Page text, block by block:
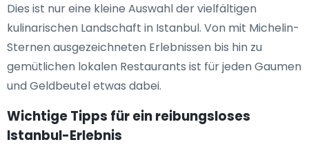
Dies ist nur eine kleine Auswahl der vielfältigen
kulinarischen Landschaft in Istanbul. Von mit Michelin-
Sternen ausgezeichneten Erlebnissen bis hin zu
gemütlichen lokalen Restaurants ist für jeden Gaumen
und Geldbeutel etwas dabei.
Wichtige Tipps für ein reibungsloses
Istanbul-Erlebnis